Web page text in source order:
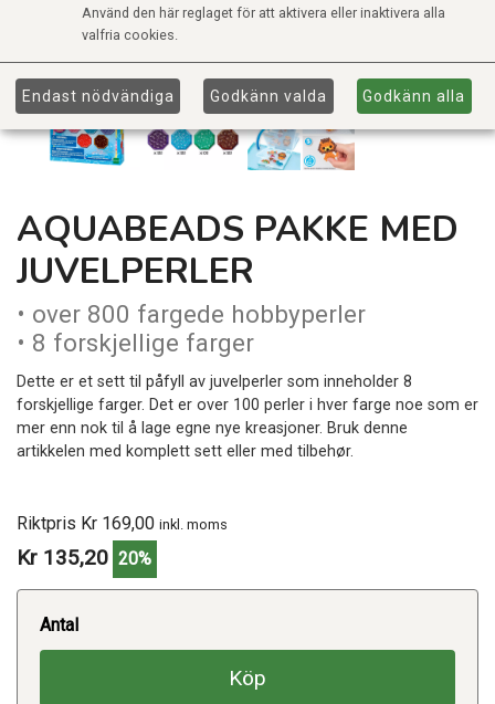
AQUABEADS PAKKE MED
JUVELPERLER
• over 800 fargede hobbyperler
• 8 forskjellige farger
Dette er et sett til påfyll av juvelperler som inneholder 8
forskjellige farger. Det er over 100 perler i hver farge noe som er
mer enn nok til å lage egne nye kreasjoner. Bruk denne
artikkelen med komplett sett eller med tilbehør.
Riktpris Kr 169,00 inkl. moms
Kr 135,20 20%
Antal
Köp
Använd den här reglaget för att aktivera eller inaktivera alla
valfria cookies.
Endast nödvändiga Godkänn valda Godkänn alla